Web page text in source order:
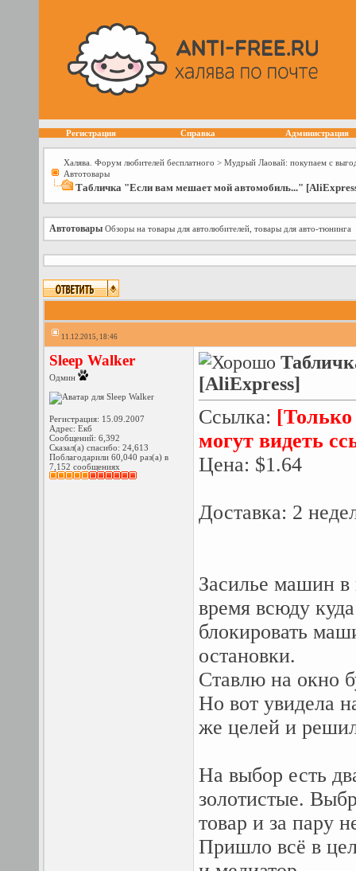
Регистрация Справка Администрация
Халява. Форум любителей бесплатного > Мудрый Лаовай: покупаем с
Автотовары
Табличка "Если вам мешает мой автомобиль..."
Автотовары Обзоры на товары для автолюбителей, товары для авто-тюнинга
11.12.2015, 18:46
Sleep Walker
Одмин
Регистрация: 15.09.2007
Адрес: Екб
Сообщений: 6,392
Сказал(а) спасибо: 24,613
Поблагодарили 60,040 раз(а) в
7,152 сообщениях
[AliExpress]
Ссылка: [Только
могут видеть
Цена: $1.64
Доставка: 2
Засилье машин в
время всюду
блокировать
остановки.
Ставлю на окно
Но вот увидела
же целей и
На выбор есть
золотистые.
товар и за пару
Пришло всё в